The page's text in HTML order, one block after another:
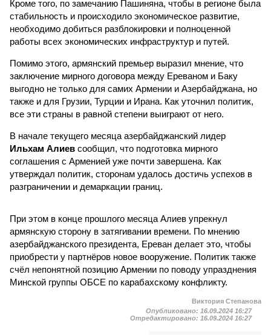
Кроме того, по замечанию Пашиняна, чтобы в регионе была
стабильность и происходило экономическое развитие,
необходимо добиться разблокировки и полноценной
работы всех экономических инфраструктур и путей.
Помимо этого, армянский премьер выразил мнение, что
заключение мирного договора между Ереваном и Баку
выгодно не только для самих Армении и Азербайджана, но
также и для Грузии, Турции и Ирана. Как уточнил политик,
все эти страны в равной степени выиграют от него.
В начале текущего месяца азербайджанский лидер
Ильхам Алиев сообщил, что подготовка мирного
соглашения с Арменией уже почти завершена. Как
утверждал политик, сторонам удалось достичь успехов в
разграничении и демаркации границ.
При этом в конце прошлого месяца Алиев упрекнул
армянскую сторону в затягивании времени. По мнению
азербайджанского президента, Ереван делает это, чтобы
приобрести у партнёров новое вооружение. Политик также
счёл непонятной позицию Армении по поводу упразднения
Минской группы ОБСЕ по карабахскому конфликту.
Виктория Степанова
Опубликовано: 16.09.2024 16:27
Отредактировано: 16.09.2024 16:27